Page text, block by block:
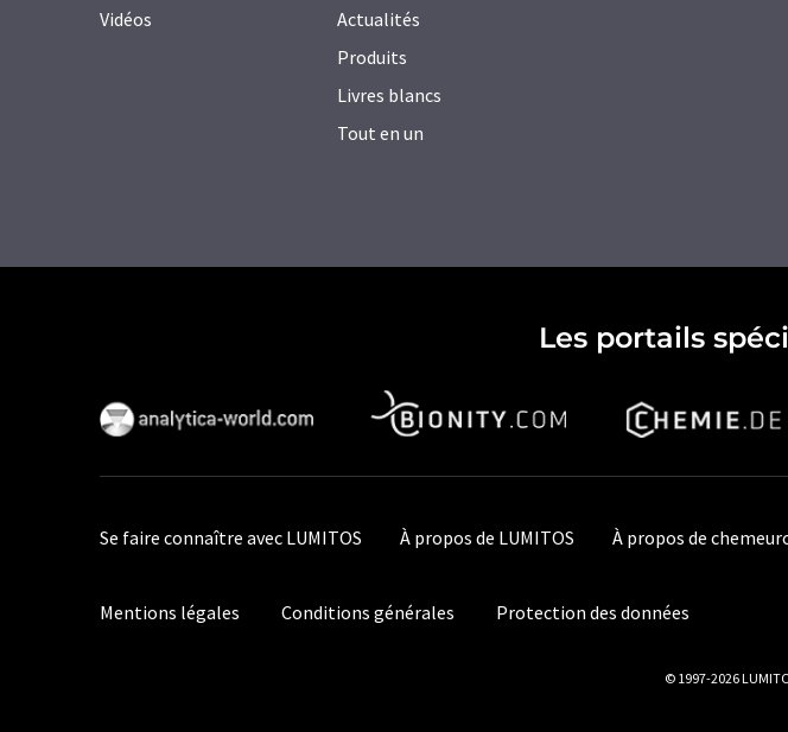
Vidéos
Actualités
Produits
Livres blancs
Tout en un
Les portails
Se faire connaître avec LUMITOS À propos de LUMITOS À propos de
Mentions légales Conditions générales Protection des données
© 1997-2026